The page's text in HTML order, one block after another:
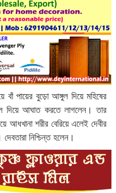
বাঁ পায়ের বুড়ো আঙ্গুল দিয়ে মহিষের
দিয়ে আঘাত করতে লাগলেন। তার
আধখানা শরীর বেরিয়ে এলেই দেবীর
নিশ্চিন্ত হলেন।